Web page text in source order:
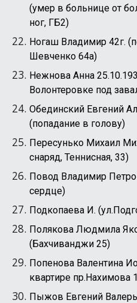
(умер в больнице от
ног, ГБ2)
Ногаш Владимир 42г.
Шевченко 64а)
Нежнова Анна
Волонтеровке под
Обединский Евгений
(попадание в голову)
Пересунько Михаил
снаряд, Теннисная, 33)
Повод Владимир
сердце)
Подкопаева И.
Полякова Людмила
(Бахчиванджи 25)
Попенова Валентина
квартире пр.Нахимова
Пыжов Евгений